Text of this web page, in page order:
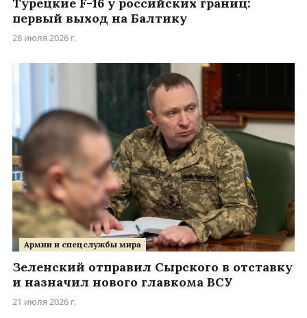
Турецкие F-16 у российских границ:
первый выход на Балтику
28 июля 2026 г.
Армии и спецслужбы мира
Зеленский отправил Сырского в отставку
и назначил нового главкома ВСУ
21 июля 2026 г.